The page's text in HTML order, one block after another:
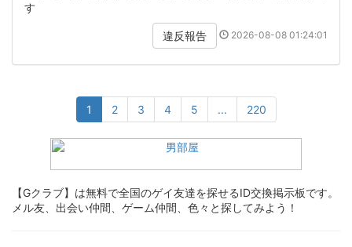
す
違反報告 2026-08-08 01:24:01
1 2 3 4 5 ... 220
【Gクラブ】は無料で全国のゲイ友達を探せるID交換掲示板です。
メル友、出会い仲間、ゲーム仲間、色々と探してみよう！